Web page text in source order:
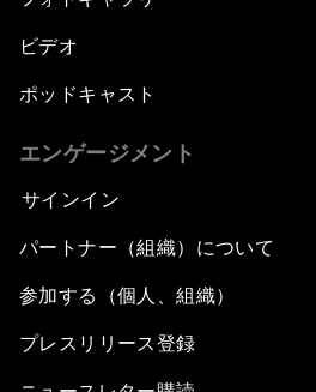
ビデオ
ポッドキャスト
エンゲージメント
サインイン
パートナー（組織）について
参加する（個人、組織）
プレスリリース登録